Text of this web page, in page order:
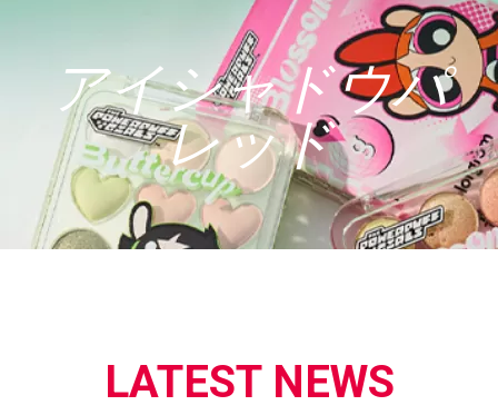
アイシャドウパ
レッド
LATEST NEWS